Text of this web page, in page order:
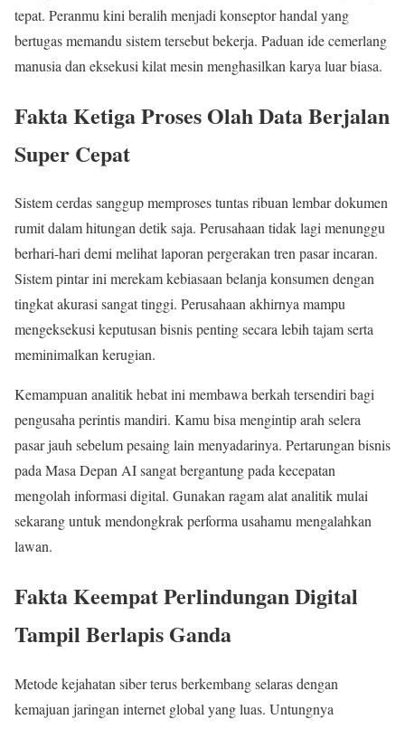
tepat. Peranmu kini beralih menjadi konseptor handal yang
bertugas memandu sistem tersebut bekerja. Paduan ide cemerlang
manusia dan eksekusi kilat mesin menghasilkan karya luar biasa.
Fakta Ketiga Proses Olah Data Berjalan
Super Cepat
Sistem cerdas sanggup memproses tuntas ribuan lembar dokumen
rumit dalam hitungan detik saja. Perusahaan tidak lagi menunggu
berhari-hari demi melihat laporan pergerakan tren pasar incaran.
Sistem pintar ini merekam kebiasaan belanja konsumen dengan
tingkat akurasi sangat tinggi. Perusahaan akhirnya mampu
mengeksekusi keputusan bisnis penting secara lebih tajam serta
meminimalkan kerugian.
Kemampuan analitik hebat ini membawa berkah tersendiri bagi
pengusaha perintis mandiri. Kamu bisa mengintip arah selera
pasar jauh sebelum pesaing lain menyadarinya. Pertarungan bisnis
pada Masa Depan AI sangat bergantung pada kecepatan
mengolah informasi digital. Gunakan ragam alat analitik mulai
sekarang untuk mendongkrak performa usahamu mengalahkan
lawan.
Fakta Keempat Perlindungan Digital
Tampil Berlapis Ganda
Metode kejahatan siber terus berkembang selaras dengan
kemajuan jaringan internet global yang luas. Untungnya